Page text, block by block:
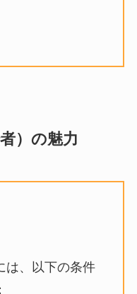
）の魅力
は、以下の条件